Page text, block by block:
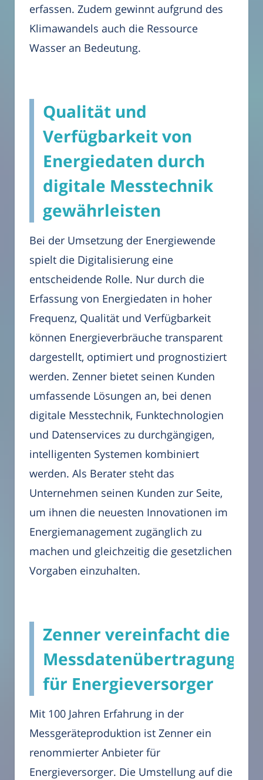
erfassen. Zudem gewinnt aufgrund des
Klimawandels auch die Ressource
Wasser an Bedeutung.
Qualität und
Verfügbarkeit von
Energiedaten durch
digitale Messtechnik
gewährleisten
Bei der Umsetzung der Energiewende
spielt die Digitalisierung eine
entscheidende Rolle. Nur durch die
Erfassung von Energiedaten in hoher
Frequenz, Qualität und Verfügbarkeit
können Energieverbräuche transparent
dargestellt, optimiert und prognostiziert
werden. Zenner bietet seinen Kunden
umfassende Lösungen an, bei denen
digitale Messtechnik, Funktechnologien
und Datenservices zu durchgängigen,
intelligenten Systemen kombiniert
werden. Als Berater steht das
Unternehmen seinen Kunden zur Seite,
um ihnen die neuesten Innovationen im
Energiemanagement zugänglich zu
machen und gleichzeitig die gesetzlichen
Vorgaben einzuhalten.
Zenner vereinfacht die
Messdatenübertragung
für Energieversorger
Mit 100 Jahren Erfahrung in der
Messgeräteproduktion ist Zenner ein
renommierter Anbieter für
Energieversorger. Die Umstellung auf die